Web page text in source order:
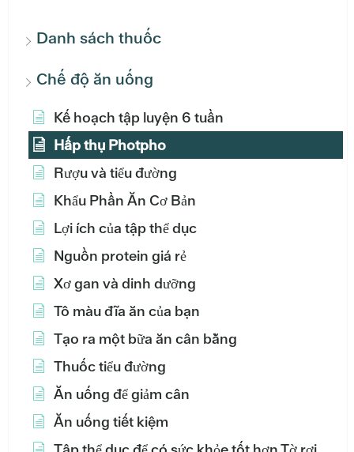
Danh sách thuốc
Chế độ ăn uống
Kế hoạch tập luyện 6 tuần
Hấp thụ Photpho
Rượu và tiểu đường
Khẩu Phần Ăn Cơ Bản
Lợi ích của tập thể dục
Nguồn protein giá rẻ
Xơ gan và dinh dưỡng
Tô màu đĩa ăn của bạn
Tạo ra một bữa ăn cân bằng
Thuốc tiểu đường
Ăn uống để giảm cân
Ăn uống tiết kiệm